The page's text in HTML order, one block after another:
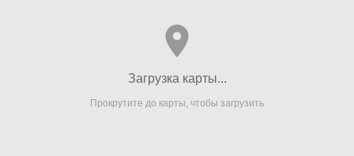
Загрузка карты...
Прокрутите до карты, чтобы загрузить